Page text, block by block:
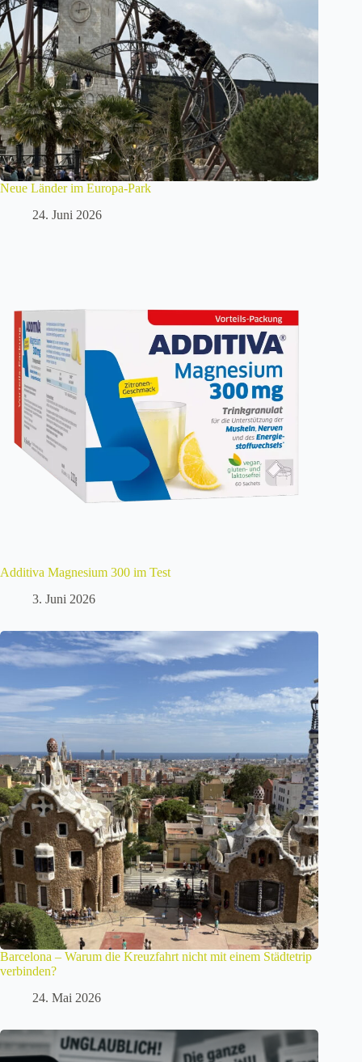
Neue Länder im Europa-Park
24. Juni 2026
Additiva Magnesium 300 im Test
3. Juni 2026
Barcelona – Warum die Kreuzfahrt nicht mit einem Städtetrip
verbinden?
24. Mai 2026